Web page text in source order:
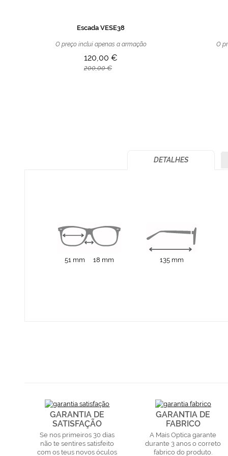
Escada VESE38
O preço inclui apenas a armação
120,00 €
200,00 €
O
DETALHES
51 mm 18 mm 135 mm
GARANTIA DE
SATISFAÇÃO
Se nos primeiros 30 dias
não te sentires satisfeito
com os teus novos óculos
GARANTIA DE
FABRICO
A Mais Optica garante
durante 3 anos o correto
fabrico do produto.